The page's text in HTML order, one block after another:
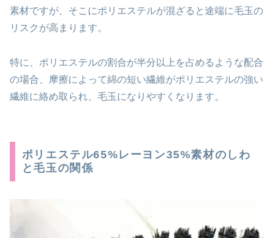
素材ですが、そこにポリエステルが混ざると途端に毛玉の
リスクが高まります。
特に、ポリエステルの割合が半分以上を占めるような配合
の場合、摩擦によって綿の短い繊維がポリエステルの強い
繊維に絡め取られ、毛玉になりやすくなります。
ポリエステル65%レーヨン35%素材のしわ
と毛玉の関係